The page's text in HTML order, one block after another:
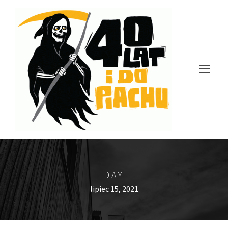
DAY
lipiec 15, 2021